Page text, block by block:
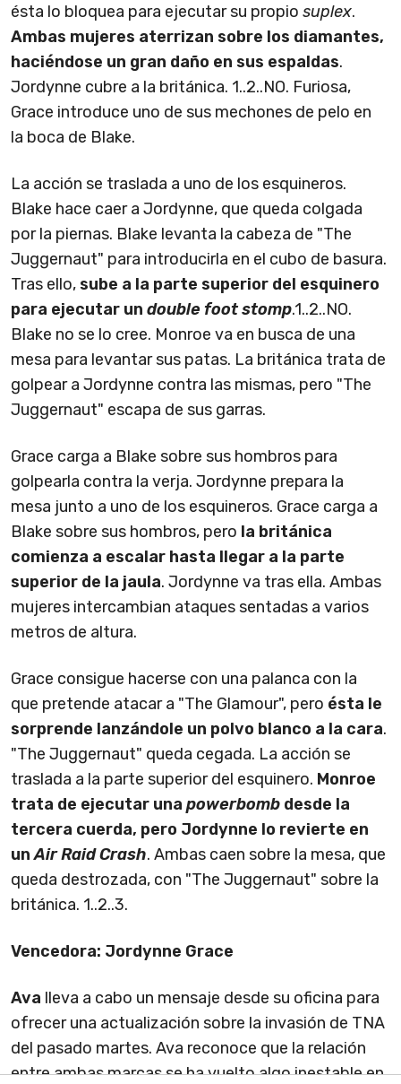
ésta lo bloquea para ejecutar su propio suplex.
Ambas mujeres aterrizan sobre los diamantes,
haciéndose un gran daño en sus espaldas.
Jordynne cubre a la británica. 1..2..NO. Furiosa,
Grace introduce uno de sus mechones de pelo en
la boca de Blake.
La acción se traslada a uno de los esquineros.
Blake hace caer a Jordynne, que queda colgada
por la piernas. Blake levanta la cabeza de "The
Juggernaut" para introducirla en el cubo de basura.
Tras ello,sube a la parte superior del esquinero
para ejecutar un double foot stomp.1..2..NO.
Blake no se lo cree. Monroe va en busca de una
mesa para levantar sus patas. La británica trata de
golpear a Jordynne contra las mismas, pero "The
Juggernaut" escapa de sus garras.
Grace carga a Blake sobre sus hombros para
golpearla contra la verja. Jordynne prepara la
mesa junto a uno de los esquineros. Grace carga a
Blake sobre sus hombros, pero la británica
comienza a escalar hasta llegar a la parte
superior de la jaula. Jordynne va tras ella. Ambas
mujeres intercambian ataques sentadas a varios
metros de altura.
Grace consigue hacerse con una palanca con la
que pretende atacar a "The Glamour", pero ésta le
sorprende lanzándole un polvo blanco a la cara.
"The Juggernaut" queda cegada. La acción se
traslada a la parte superior del esquinero. Monroe
trata de ejecutar una powerbomb desde la
tercera cuerda, pero Jordynne lo revierte en
unAir Raid Crash. Ambas caen sobre la mesa, que
queda destrozada, con "The Juggernaut" sobre la
británica. 1..2..3.
Vencedora: Jordynne Grace
Ava lleva a cabo un mensaje desde su oficina para
ofrecer una actualización sobre la invasión de TNA
del pasado martes. Ava reconoce que la relación
entre ambas marcas se ha vuelto algo inestable en